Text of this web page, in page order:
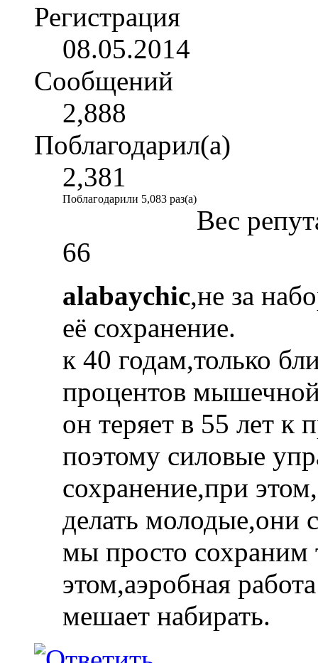
Регистрация
08.05.2014
Сообщений
2,888
Поблагодарил(а)
2,381
Поблагодарили 5,083 раз(а)
Вес
66
alabaychic,не за
её сохранение.
к 40 годам,только
процентов
он теряет в 55 лет к
поэтому силовые
сохранение,при
делать молодые,они
мы просто сохраним
этом,аэробная
мешает набирать.